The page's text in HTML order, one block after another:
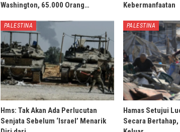
Washington, 65.000 Orang…
Kebermanfaatan
PALESTINA
Hms: Tak Akan Ada Perlucutan
Senjata Sebelum ‘Israel’ Menarik
PALESTINA
Hamas Setujui
Secara Bertahap,